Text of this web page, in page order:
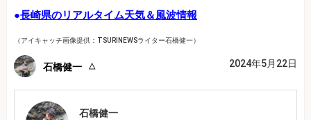
●長崎県のリアルタイム天気＆風波情報
（アイキャッチ画像提供：TSURINEWSライター石橋健一）
石橋健一 2024年5月22日
石橋健一